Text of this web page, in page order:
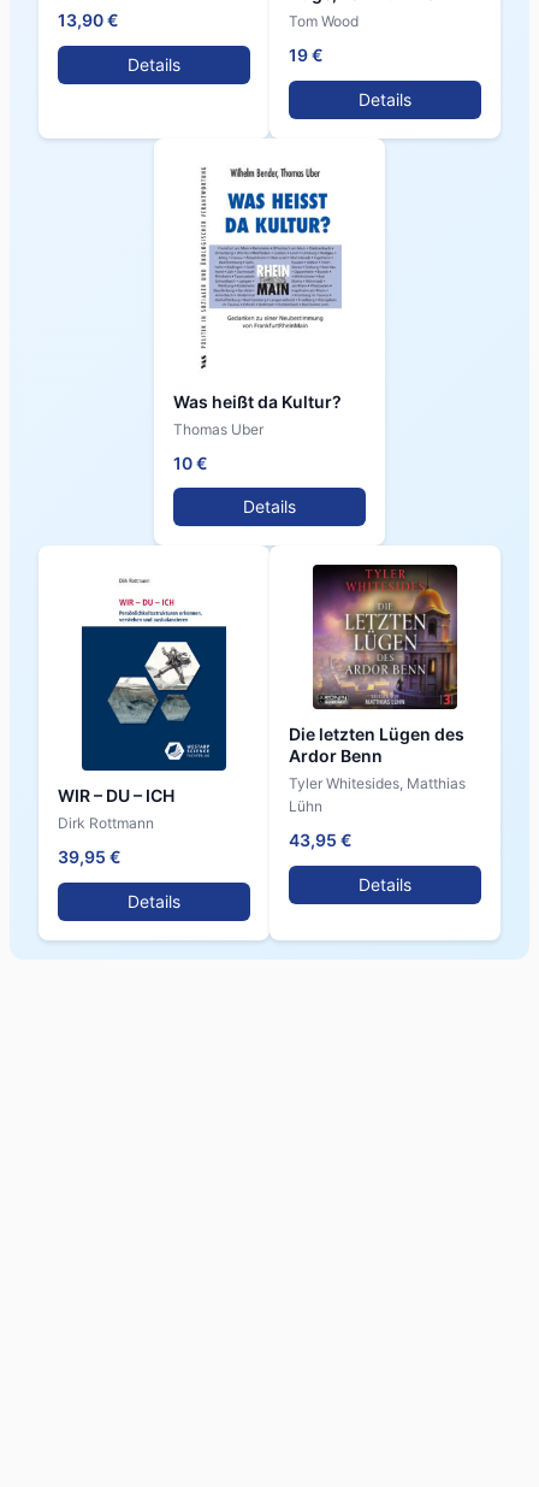
13,90 €
Details
Tom Wood
19 €
Details
Was heißt da Kultur?
Thomas Uber
10 €
Details
WIR – DU – ICH
Dirk Rottmann
39,95 €
Details
Die letzten Lügen des
Ardor Benn
Tyler Whitesides, Matthias
Lühn
43,95 €
Details